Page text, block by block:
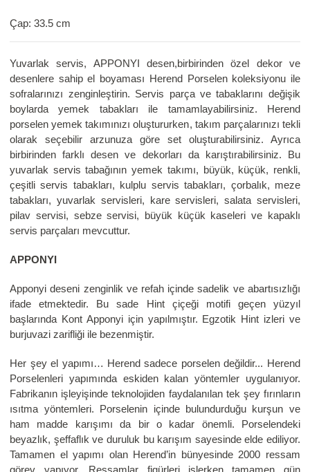
Çap: 33.5 cm
Yuvarlak servis, APPONYI desen,birbirinden özel dekor ve
desenlere sahip el boyaması Herend Porselen koleksiyonu ile
sofralarınızı zenginleştirin. Servis parça ve tabaklarını değişik
boylarda yemek tabakları ile tamamlayabilirsiniz. Herend
porselen yemek takımınızı oluştururken, takım parçalarınızı tekli
olarak seçebilir arzunuza göre set oluşturabilirsiniz. Ayrıca
birbirinden farklı desen ve dekorları da karıştırabilirsiniz. Bu
yuvarlak servis tabağının yemek takımı, büyük, küçük, renkli,
çeşitli servis tabakları, kulplu servis tabakları, çorbalık, meze
tabakları, yuvarlak servisleri, kare servisleri, salata servisleri,
pilav servisi, sebze servisi, büyük küçük kaseleri ve kapaklı
servis parçaları mevcuttur.
APPONYI
Apponyi deseni zenginlik ve refah içinde sadelik ve abartısızlığı
ifade etmektedir. Bu sade Hint çiçeği motifi geçen yüzyıl
başlarında Kont Apponyi için yapılmıştır. Egzotik Hint izleri ve
burjuvazi zarifliği ile bezenmiştir.
Her şey el yapımı… Herend sadece porselen değildir... Herend
Porselenleri yapımında eskiden kalan yöntemler uygulanıyor.
Fabrikanın işleyişinde teknolojiden faydalanılan tek şey fırınların
ısıtma yöntemleri. Porselenin içinde bulundurduğu kurşun ve
ham madde karışımı da bir o kadar önemli. Porselendeki
beyazlık, şeffaflık ve duruluk bu karışım sayesinde elde ediliyor.
Tamamen el yapımı olan Herend’in bünyesinde 2000 ressam